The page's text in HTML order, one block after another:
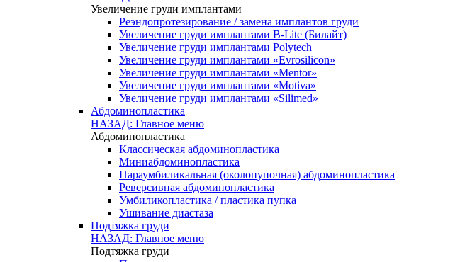
Увеличение груди имплантами
Реэндопротезирование / замена имплантов груди
Увеличение груди имплантами B-Lite (Билайт)
Увеличение груди имплантами Polytech
Увеличение груди имплантами «Evrosilicon»
Увеличение груди имплантами «Mentor»
Увеличение груди имплантами «Motiva»
Увеличение груди имплантами «Silimed»
Абдоминопластика
НАЗАД: Главное меню
Абдоминопластика
Классическая абдоминопластика
Миниабдоминопластика
Параумбиликальная (околопупочная) абдоминопластика
Реверсивная абдоминопластика
Умбиликопластика / пластика пупка
Ушивание диастаза
Подтяжка груди
НАЗАД: Главное меню
Подтяжка груди